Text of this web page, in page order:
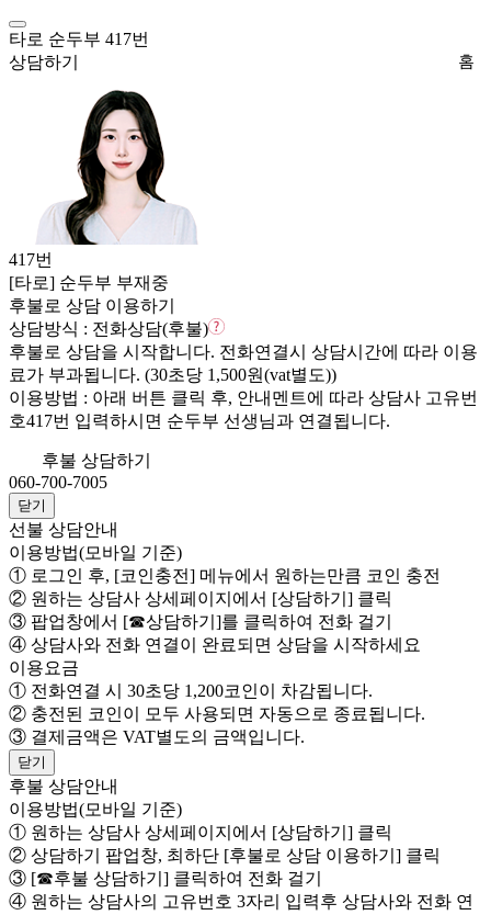
타로 순두부 417번
홈
상담하기
417번
[타로] 순두부 부재중
후불로 상담 이용하기
상담방식 : 전화상담(후불)
후불로 상담을 시작합니다. 전화연결시 상담시간에 따라 이용
료가 부과됩니다. (30초당 1,500원(vat별도))
이용방법 : 아래 버튼 클릭 후, 안내멘트에 따라 상담사 고유번
호417번 입력하시면 순두부 선생님과 연결됩니다.
후불 상담하기
060-700-7005
닫기
선불 상담안내
이용방법(모바일 기준)
① 로그인 후, [코인충전] 메뉴에서 원하는만큼 코인 충전
② 원하는 상담사 상세페이지에서 [상담하기] 클릭
③ 팝업창에서 [☎상담하기]를 클릭하여 전화 걸기
④ 상담사와 전화 연결이 완료되면 상담을 시작하세요
이용요금
① 전화연결 시 30초당 1,200코인이 차감됩니다.
② 충전된 코인이 모두 사용되면 자동으로 종료됩니다.
③ 결제금액은 VAT별도의 금액입니다.
닫기
후불 상담안내
이용방법(모바일 기준)
① 원하는 상담사 상세페이지에서 [상담하기] 클릭
② 상담하기 팝업창, 최하단 [후불로 상담 이용하기] 클릭
③ [☎후불 상담하기] 클릭하여 전화 걸기
④ 원하는 상담사의 고유번호 3자리 입력후 상담사와 전화 연